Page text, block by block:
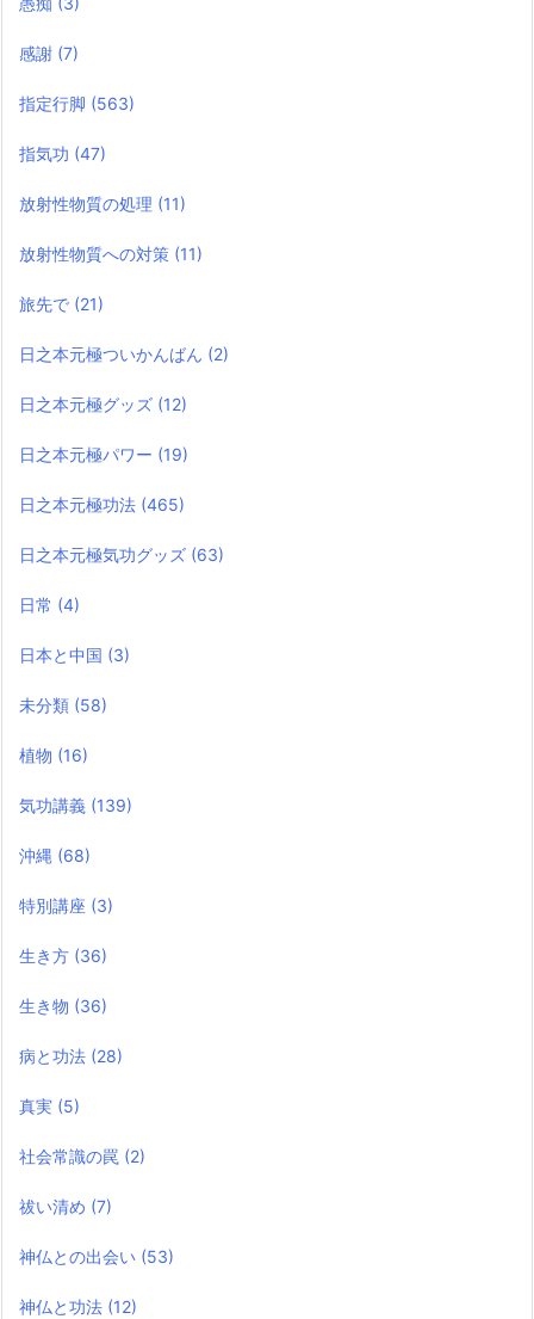
感謝 (7)
指定行脚 (563)
指気功 (47)
放射性物質の処理 (11)
放射性物質への対策 (11)
旅先で (21)
日之本元極ついかんばん (2)
日之本元極グッズ (12)
日之本元極パワー (19)
日之本元極功法 (465)
日之本元極気功グッズ (63)
日常 (4)
日本と中国 (3)
未分類 (58)
植物 (16)
気功講義 (139)
沖縄 (68)
特別講座 (3)
生き方 (36)
生き物 (36)
病と功法 (28)
真実 (5)
社会常識の罠 (2)
祓い清め (7)
神仏との出会い (53)
神仏と功法 (12)